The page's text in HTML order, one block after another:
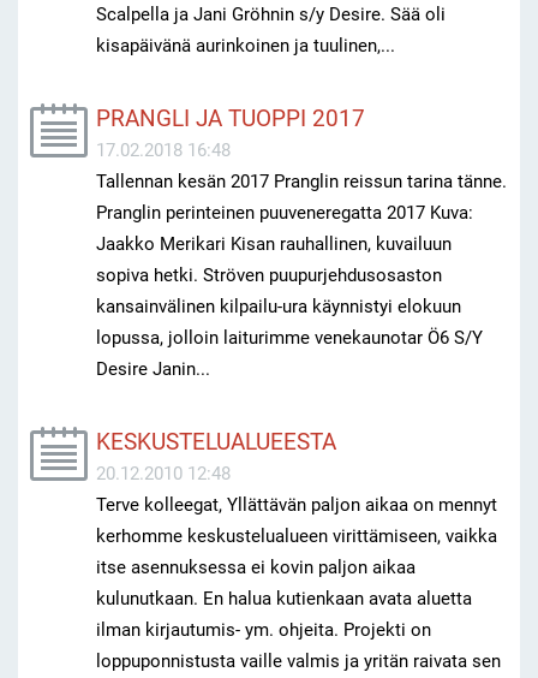
Scalpella ja Jani Gröhnin s/y Desire. Sää oli
kisapäivänä aurinkoinen ja tuulinen,...
PRANGLI JA TUOPPI 2017
17.02.2018 16:48
Tallennan kesän 2017 Pranglin reissun tarina tänne.
Pranglin perinteinen puuveneregatta 2017 Kuva:
Jaakko Merikari Kisan rauhallinen, kuvailuun
sopiva hetki. Ströven puupurjehdusosaston
kansainvälinen kilpailu-ura käynnistyi elokuun
lopussa, jolloin laiturimme venekaunotar Ö6 S/Y
Desire Janin...
KESKUSTELUALUEESTA
20.12.2010 12:48
Terve kolleegat, Yllättävän paljon aikaa on mennyt
kerhomme keskustelualueen virittämiseen, vaikka
itse asennuksessa ei kovin paljon aikaa
kulunutkaan. En halua kutienkaan avata aluetta
ilman kirjautumis- ym. ohjeita. Projekti on
loppuponnistusta vaille valmis ja yritän raivata sen